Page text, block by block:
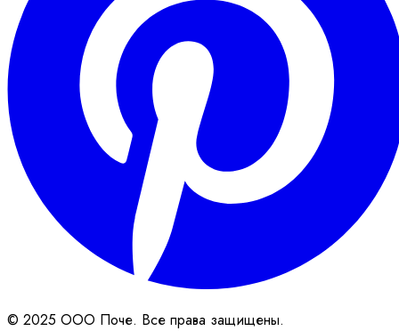
© 2025 ООО Поче. Все права защищены.